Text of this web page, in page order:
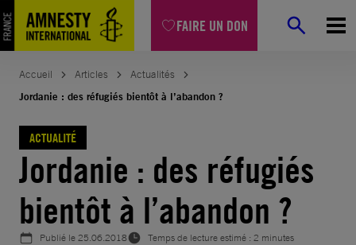
FAIRE UN DON
Aller
au
contenu
Accueil Articles
Actualités
Jordanie : des réfugiés bientôt à l’abandon ?
ACTUALITÉ
Jordanie : des réfugiés
bientôt à l’abandon ?
Publié le25.06.2018
Temps de lecture estimé : 2 minutes